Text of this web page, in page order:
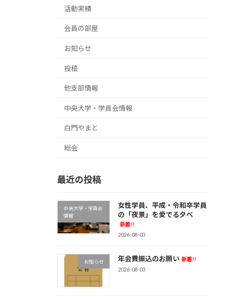
活動実績
会員の部屋
お知らせ
投稿
他支部情報
中央大学・学員会情報
白門やまと
総会
最近の投稿
中央大学・学員会
情報
女性学員、平成・令和卒学員
の「夜景」を愛でる夕べ
新着!!
2026-08-03
お知らせ 年会費振込のお願い 新着!!
2026-08-03